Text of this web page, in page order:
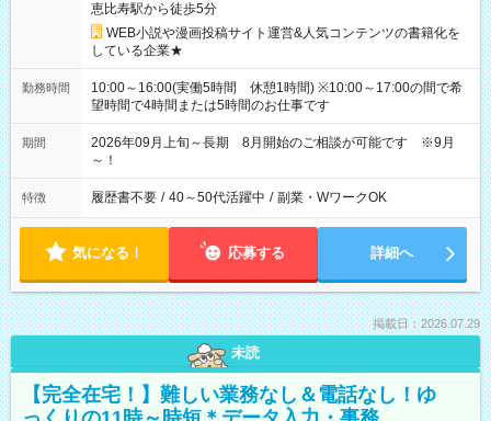
恵比寿駅から徒歩5分
WEB小説や漫画投稿サイト運営&人気コンテンツの書籍化を
している企業★
勤務時間
10:00～16:00(実働5時間 休憩1時間) ※10:00～17:00の間で希
望時間で4時間または5時間のお仕事です
期間
2026年09月上旬～長期 8月開始のご相談が可能です ※9月
～！
特徴 履歴書不要 / 40～50代活躍中 / 副業・WワークOK
気になる！ 応募する 詳細へ
掲載日：2026.07.29
未読
【完全在宅！】難しい業務なし＆電話なし！ゆ